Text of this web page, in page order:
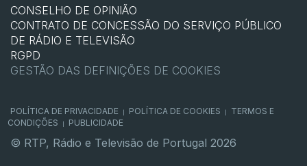
CONSELHO DE OPINIÃO
CONTRATO DE CONCESSÃO DO SERVIÇO PÚBLICO
DE RÁDIO E TELEVISÃO
RGPD
GESTÃO DAS DEFINIÇÕES DE COOKIES
POLÍTICA DE PRIVACIDADE POLÍTICA DE COOKIES
TERMOS E
CONDIÇÕES
PUBLICIDADE
© RTP, Rádio e Televisão de Portugal 2026